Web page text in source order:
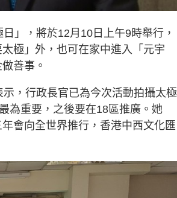
」，將於12月10日上午9時舉行，
極」外，也可在家中進入「元宇
善事。
，行政長官已為今次活動拍攝太極
為重要，之後要在18區推廣。她
會向全世界推行，香港中西文化匯